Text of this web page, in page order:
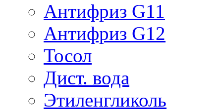
Антифриз G11
Антифриз G12
Тосол
Дист. вода
Этиленгликоль